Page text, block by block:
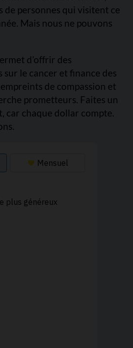
de personnes qui visitent ce
Mais nous ne pouvons
d’offrir des
le cancer et finance des
de compassion et
prometteurs. Faites un
car chaque dollar compte.